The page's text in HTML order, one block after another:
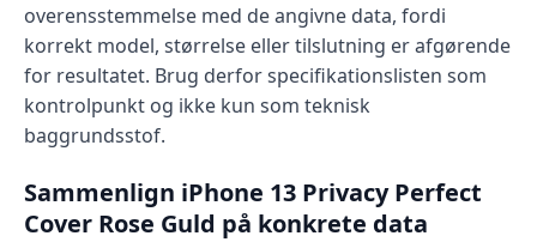
overensstemmelse med de angivne data, fordi
korrekt model, størrelse eller tilslutning er afgørende
for resultatet. Brug derfor specifikationslisten som
kontrolpunkt og ikke kun som teknisk
baggrundsstof.
Sammenlign iPhone 13 Privacy Perfect
Cover Rose Guld på konkrete data